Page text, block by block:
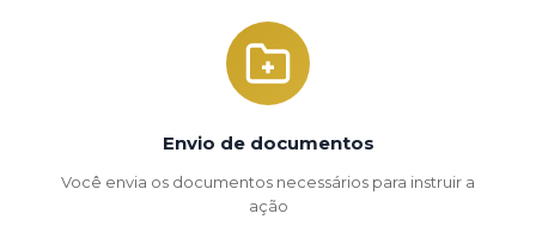
Envio de documentos
Você envia os documentos necessários para instruir a
ação